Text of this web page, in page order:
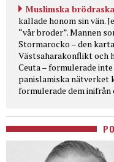
Muslimska
kallade honom sin vän.
“vår broder”. Mannen
Stormarocko – den
Västsaharakonflikt och
Ceuta – formulerade
panislamiska nätverket
formulerade dem